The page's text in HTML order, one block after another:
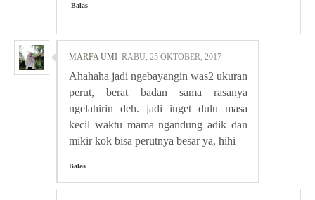
Balas
MARFA UMI RABU, 25 OKTOBER, 2017
Ahahaha jadi ngebayangin was2 ukuran
perut, berat badan sama rasanya
ngelahirin deh. jadi inget dulu masa
kecil waktu mama ngandung adik dan
mikir kok bisa perutnya besar ya, hihi
Balas